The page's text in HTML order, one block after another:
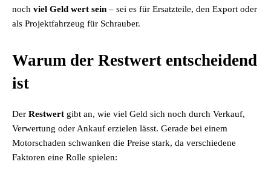
noch viel Geld wert sein – sei es für Ersatzteile, den Export oder
als Projektfahrzeug für Schrauber.
Warum der Restwert entscheidend
ist
Der Restwert gibt an, wie viel Geld sich noch durch Verkauf,
Verwertung oder Ankauf erzielen lässt. Gerade bei einem
Motorschaden schwanken die Preise stark, da verschiedene
Faktoren eine Rolle spielen: